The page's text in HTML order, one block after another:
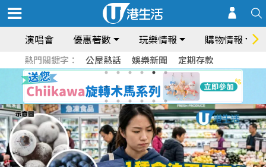
演唱會 優惠著數 玩樂情報 購物情報
熱門關鍵字： 公屋熱話 娛樂新聞 定期存款